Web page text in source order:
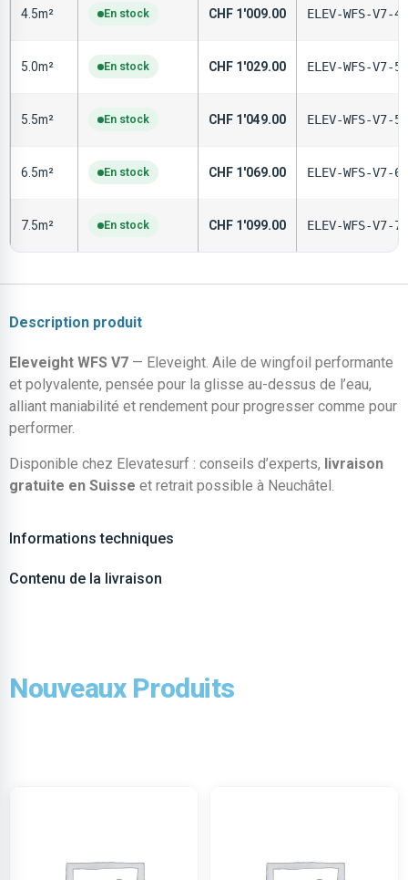
4.5m² En stock CHF 1'009.00 ELEV-WFS-V7-
5.0m² En stock CHF 1'029.00 ELEV-WFS-V7-
5.5m² En stock CHF 1'049.00 ELEV-WFS-V7-
6.5m² En stock CHF 1'069.00 ELEV-WFS-V7-
7.5m² En stock CHF 1'099.00 ELEV-WFS-V7-
Description produit
Eleveight WFS V7 — Eleveight. Aile de wingfoil performante
et polyvalente, pensée pour la glisse au-dessus de l’eau,
alliant maniabilité et rendement pour progresser comme pour
performer.
Disponible chez Elevatesurf : conseils d’experts, livraison
gratuite en Suisse et retrait possible à Neuchâtel.
Informations techniques
Contenu de la livraison
Nouveaux Produits